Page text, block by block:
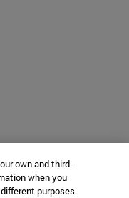
own and third-
when you
purposes.